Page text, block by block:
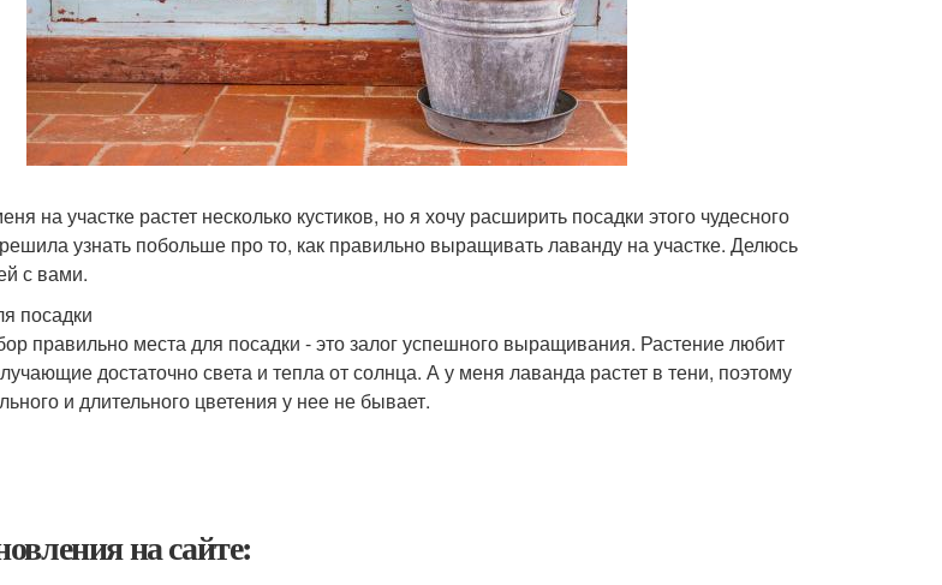
на участке растет несколько кустиков, но я хочу расширить посадки этого чудесного
узнать побольше про то, как правильно выращивать лаванду на участке. Делюсь
с вами.
посадки
правильно места для посадки - это залог успешного выращивания. Растение любит
достаточно света и тепла от солнца. А у меня лаванда растет в тени, поэтому
и длительного цветения у нее не бывает.
на сайте: